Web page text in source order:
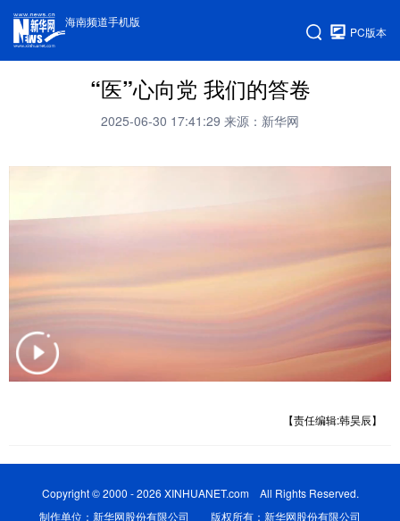
海南频道手机版
PC版本
“医”心向党 我们的答卷
2025-06-30 17:41:29 来源：新华网
【责任编辑:韩昊辰】
Copyright © 2000 - 2026 XINHUANET.com All Rights Reserved.
制作单位：新华网股份有限公司 版权所有：新华网股份有限公司